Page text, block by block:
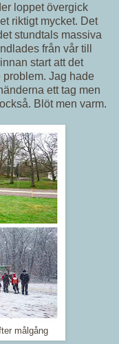
loppet övergick
riktigt mycket. Det
stundtals massiva
från vår till
start att det
Jag hade
ett tag men
Blöt men varm.
målgång